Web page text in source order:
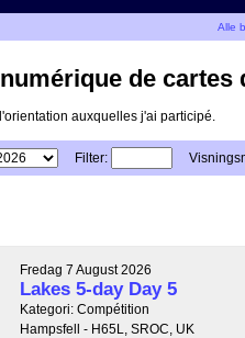
Alle
de cartes
auxquelles j'ai participé.
Filter:
Fredag 7 August 2026
Lakes 5-day Day 5
Kategori: Compétition
Hampsfell - H65L, SROC, UK